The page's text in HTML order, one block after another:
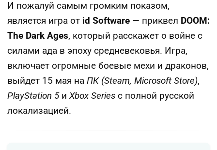
И пожалуй самым громким показом,
является игра от id Software — приквел DOOM:
The Dark Ages, который расскажет о войне с
силами ада в эпоху средневековья. Игра,
включает огромные боевые мехи и драконов,
выйдет 15 мая на ПК (Steam, Microsoft Store),
PlayStation 5иXbox Series с полной русской
локализацией.